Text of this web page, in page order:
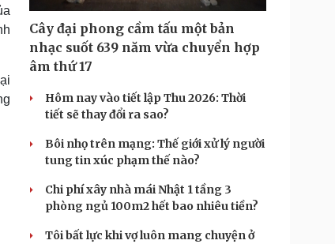
in
Podcast
Câu chuyện thời sự
Cửa sổ tình yêu
Kể chuyện cho bé
Cây đại phong cầm tấu một bản
nhạc suốt 639 năm vừa chuyển hợp
âm thứ 17
Hôm nay vào tiết lập Thu 2026: Thời
tiết sẽ thay đổi ra sao?
Bôi nhọ trên mạng: Thế giới xử lý người
tung tin xúc phạm thế nào?
Chi phí xây nhà mái Nhật 1 tầng 3
phòng ngủ 100m2 hết bao nhiêu tiền?
Tôi bất lực khi vợ luôn mang chuyện ở